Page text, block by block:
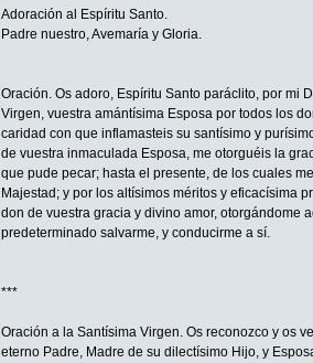
Adoración al Espíritu Santo.
Padre nuestro, Avemaría y Gloria.
Oración. Os adoro, Espíritu Santo paráclito, por mi
Virgen, vuestra amántísima Esposa por todos los
caridad con que inflamasteis su santísimo y
de vuestra inmaculada Esposa, me otorguéis la
que pude pecar; hasta el presente, de los cuales
Majestad; y por los altísimos méritos y eficacísima
don de vuestra gracia y divino amor, otorgándome
predeterminado salvarme, y conducirme a sí.
***
Oración a la Santísima Virgen. Os reconozco y os
eterno Padre, Madre de su dilectísimo Hijo, y